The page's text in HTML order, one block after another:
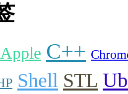
Apple C++
Shell STL